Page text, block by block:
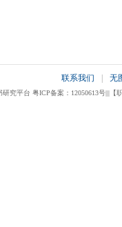
联系我们 无
究平台 粤ICP备案：12050613号|||【